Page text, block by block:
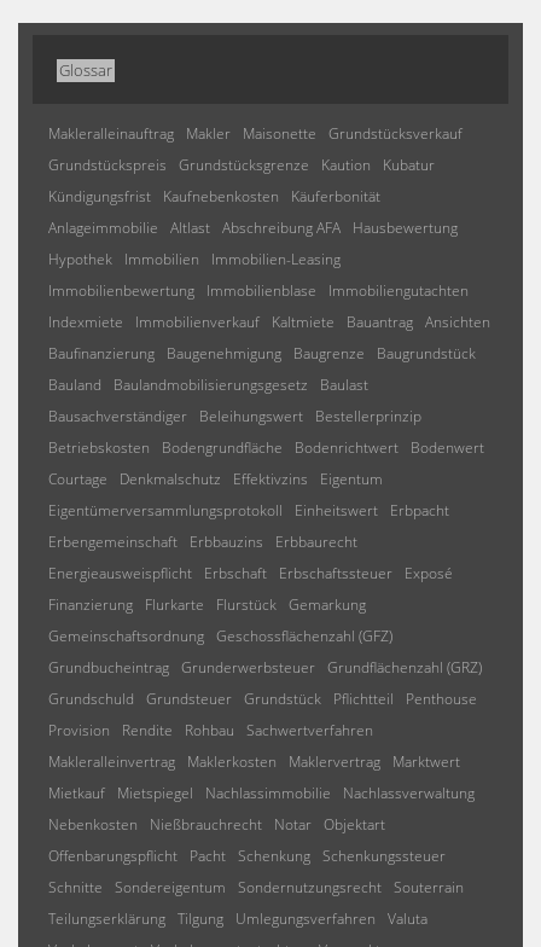
Glossar
Makleralleinauftrag Makler Maisonette
Grundstücksverkauf
Grundstückspreis
Grundstücksgrenze Kaution
Kubatur
Kündigungsfrist
Kaufnebenkosten
Käuferbonität
Anlageimmobilie
Altlast Abschreibung AFA
Hausbewertung
Hypothek
Immobilien
Immobilien-Leasing
Immobilienbewertung
Immobilienblase
Immobiliengutachten
Indexmiete
Immobilienverkauf Kaltmiete Bauantrag Ansichten
Baufinanzierung
Baugenehmigung Baugrenze
Baugrundstück
Bauland
Baulandmobilisierungsgesetz
Baulast
Bausachverständiger
Beleihungswert
Bestellerprinzip
Betriebskosten
Bodengrundfläche Bodenrichtwert
Bodenwert
Courtage
Denkmalschutz Effektivzins
Eigentum
Eigentümerversammlungsprotokoll
Einheitswert
Erbpacht
Erbengemeinschaft
Erbbauzins
Erbbaurecht
Energieausweispflicht
Erbschaft Erbschaftssteuer
Exposé
Finanzierung
Flurkarte Flurstück Gemarkung
Gemeinschaftsordnung Geschossflächenzahl (GFZ)
Grundbucheintrag Grunderwerbsteuer Grundflächenzahl (GRZ)
Grundschuld
Grundsteuer Grundstück Pflichtteil
Penthouse
Provision
Rendite Rohbau
Sachwertverfahren
Makleralleinvertrag
Maklerkosten Maklervertrag
Marktwert
Mietkauf
Mietspiegel Nachlassimmobilie
Nachlassverwaltung
Nebenkosten
Nießbrauchrecht Notar Objektart
Offenbarungspflicht
Pacht Schenkung
Schenkungssteuer
Schnitte
Sondereigentum Sondernutzungsrecht
Souterrain
Teilungserklärung Tilgung Umlegungsverfahren
Valuta